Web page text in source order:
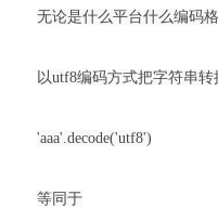
无论是什么平台什么编码
以utf8编码方式把字符串转
'aaa'.decode('utf8')
等同于